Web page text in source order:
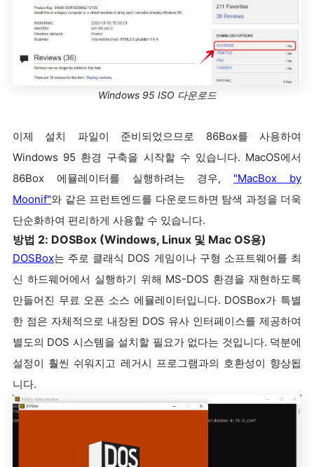
Windows 95 ISO 다운로드
이제 설치 파일이 준비되었으므로 86Box를 사용하여
Windows 95 환경 구축을 시작할 수 있습니다. MacOS에서
86Box 에뮬레이터를 실행하려는 경우, "MacBox by
Moonif"와 같은 프런트엔드를 다운로드하면 탐색 과정을 더욱
단순화하여 편리하게 사용할 수 있습니다.
방법 2: DOSBox (Windows, Linux 및 Mac OS용)
DOSBox는 주로 클래식 DOS 게임이나 구형 소프트웨어를 최
신 하드웨어에서 실행하기 위해 MS-DOS 환경을 재현하도록
만들어진 무료 오픈 소스 에뮬레이터입니다. DOSBox가 특별
한 점은 자체적으로 내장된 DOS 유사 인터페이스를 제공하여
별도의 DOS 시스템을 설치할 필요가 없다는 것입니다. 덕분에
설정이 훨씬 쉬워지고 레거시 프로그램과의 호환성이 향상됩
니다.